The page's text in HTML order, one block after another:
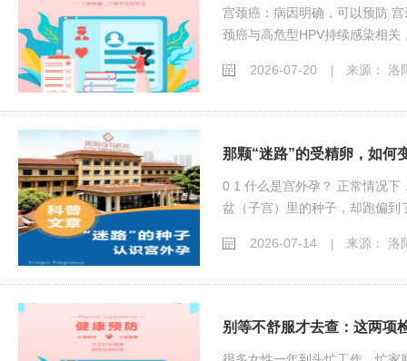
宫颈癌：病因明确，可以预防
颈癌与高危型HPV持续感染相
2026-07-20 来源： 洛
那颗“迷路”的受精卵，如
0 1 什么是宫外孕？ 正常情况下
盆（子宫）里的种子，却跑偏
2026-07-14 来源： 洛
别等不舒服才去查：这两项